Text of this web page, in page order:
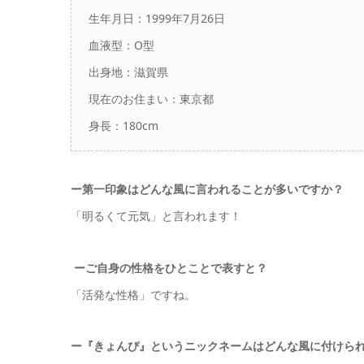
生年月日：1999年7月26日
血液型：O型
出身地： 滋賀県
現在のお住まい：東京都
身長：180cm
ー第一印象はどんな風に言われることが多いですか？
「明るくて元気」と言われます！
ーご自身の性格をひとことで表すと？
「活発な性格」ですね。
ー『きょんぴ』というニックネームはどんな風に付けら